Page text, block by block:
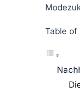
Table of